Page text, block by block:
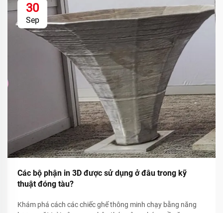
30
Sep
Các bộ phận in 3D được sử dụng ở đâu trong kỹ
thuật đóng tàu?
Khám phá cách các chiếc ghế thông minh chạy bằng năng